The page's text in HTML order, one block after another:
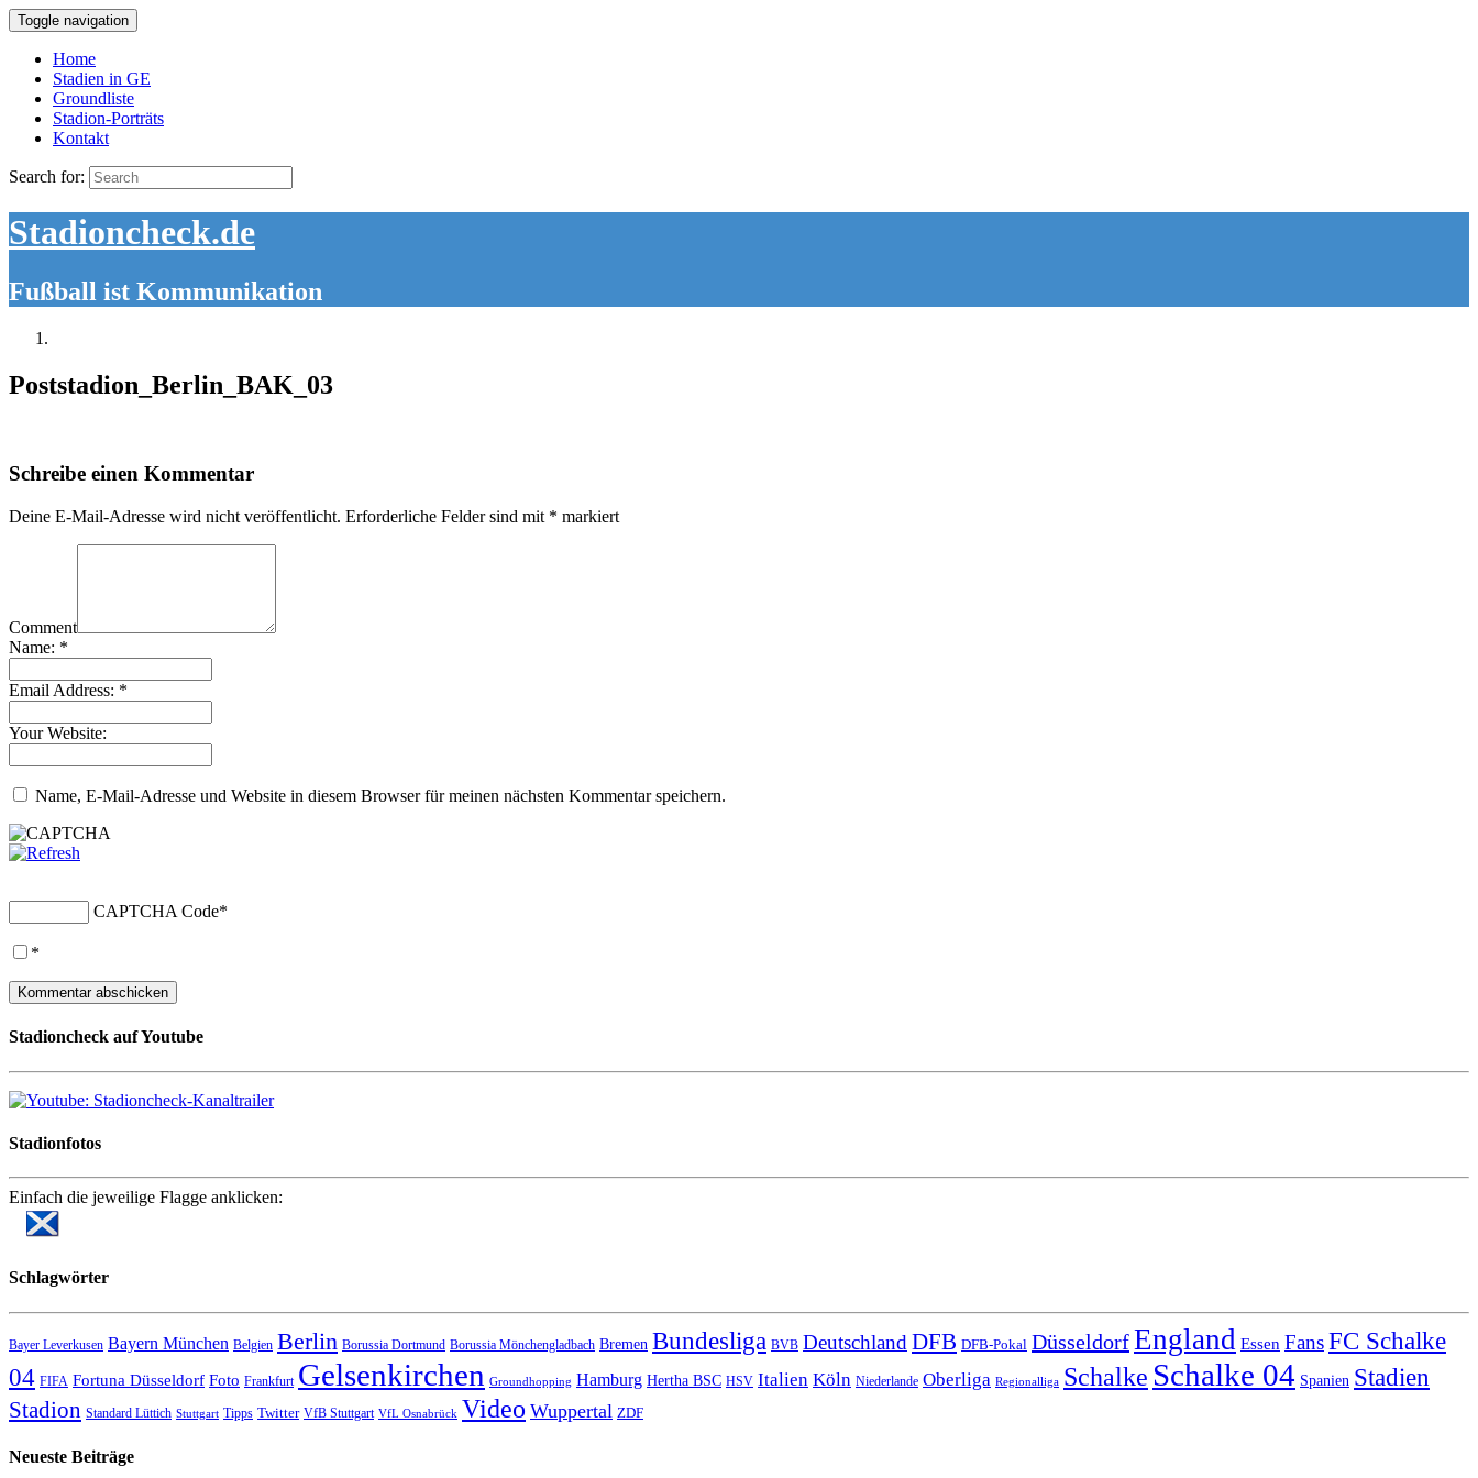
Toggle navigation
Home
Stadien in GE
Groundliste
Stadion-Porträts
Kontakt
Search for:
Stadioncheck.de
Fußball ist Kommunikation
Poststadion_Berlin_BAK_03
Schreibe einen Kommentar
Deine E-Mail-Adresse wird nicht veröffentlicht. Erforderliche Felder sind mit * markiert
Comment
Name: *
Email Address: *
Your Website:
Name, E-Mail-Adresse und Website in diesem Browser für meinen nächsten Kommentar speichern.
CAPTCHA Code*
*
Stadioncheck auf Youtube
Stadionfotos
Einfach die jeweilige Flagge anklicken:
Schlagwörter
Bayer Leverkusen Bayern München Belgien Berlin Borussia Dortmund Borussia Mönchengladbach Bremen Bundesliga BVB Deutschland DFB DFB-Pokal DüsseldorfEngland Essen FansFC Schalke
04 FIFA Fortuna Düsseldorf Foto Frankfurt Gelsenkirchen Groundhopping Hamburg Hertha BSC HSV Italien Köln Niederlande Oberliga Regionalliga Schalke Schalke 04 Spanien Stadien
Stadion Standard Lüttich Stuttgart Tipps Twitter VfB Stuttgart VfL Osnabrück Video Wuppertal ZDF
Neueste Beiträge